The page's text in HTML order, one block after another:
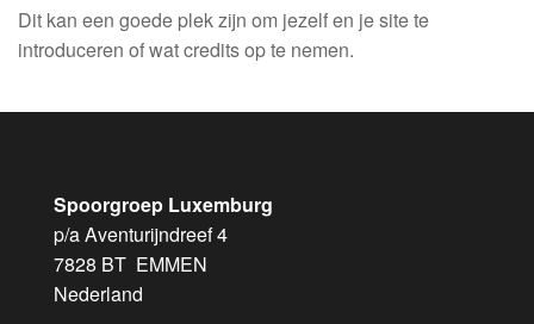
Dit kan een goede plek zijn om jezelf en je site te
introduceren of wat credits op te nemen.
Spoorgroep Luxemburg
p/a Aventurijndreef 4
7828 BT EMMEN
Nederland